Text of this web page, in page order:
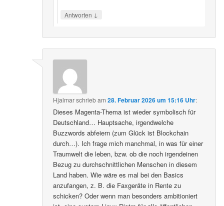
Antworten ↓
Hjalmarschriebam28. Februar 2026 um 15:16 Uhr:
Dieses Magenta-Thema ist wieder symbolisch für
Deutschland… Hauptsache, irgendwelche
Buzzwords abfeiern (zum Glück ist Blockchain
durch…). Ich frage mich manchmal, in was für einer
Traumwelt die leben, bzw. ob die noch irgendeinen
Bezug zu durchschnittlichen Menschen in diesem
Land haben. Wie wäre es mal bei den Basics
anzufangen, z. B. die Faxgeräte in Rente zu
schicken? Oder wenn man besonders ambitioniert